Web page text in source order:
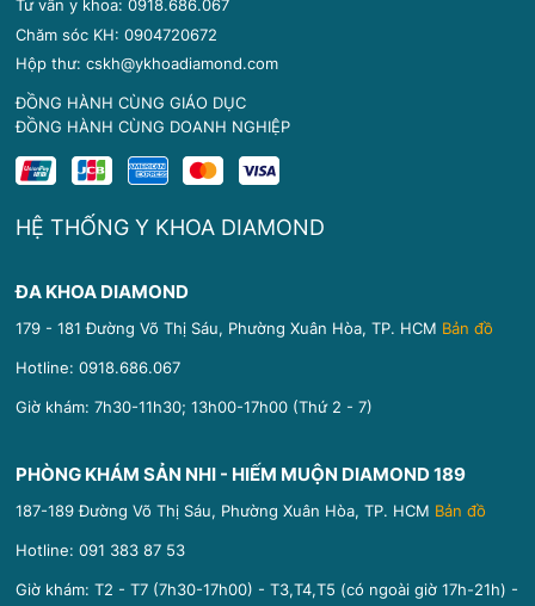
Tư vấn y khoa: 0918.686.067
Chăm sóc KH: 0904720672
Hộp thư: cskh@ykhoadiamond.com
ĐỒNG HÀNH CÙNG GIÁO DỤC
ĐỒNG HÀNH CÙNG DOANH NGHIỆP
HỆ THỐNG Y KHOA DIAMOND
ĐA KHOA DIAMOND
179 - 181 Đường Võ Thị Sáu, Phường Xuân Hòa, TP. HCM Bản đồ
Hotline:0918.686.067
Giờ khám: 7h30-11h30; 13h00-17h00 (Thứ 2 - 7)
PHÒNG KHÁM SẢN NHI - HIẾM MUỘN DIAMOND 189
187-189 Đường Võ Thị Sáu, Phường Xuân Hòa, TP. HCM Bản đồ
Hotline:091 383 87 53
Giờ khám: T2 - T7 (7h30-17h00) - T3,T4,T5 (có ngoài giờ 17h-21h) -